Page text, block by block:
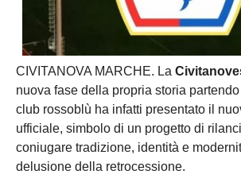
CIVITANOVA MARCHE. La
nuova fase della propria storia partendo
club rossoblù ha infatti presentato il
ufficiale, simbolo di un progetto di
coniugare tradizione, identità e
delusione della retrocessione.